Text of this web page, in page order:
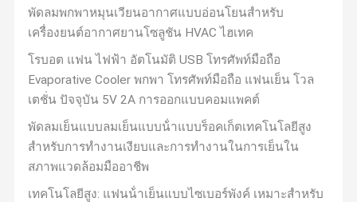
พัดลมพกพาหมุนเวียนอากาศแบบอ่อนโยนสำหรับ
เครื่องยนต์อากาศยานโซลูชัน HVAC ไฮเทค
โรบอต แฟน ไฟฟ้า อัตโนมัติ USB โทรศัพท์มือถือ
Evaporative Cooler พกพา โทรศัพท์มือถือ แฟนเย็น โวล
เตชั่น ปัจจุบัน 5V 2A การออกแบบคอมแพคต์
พัดลมเย็นแบบลมเย็นแบบน้ําแบบร็อคเก็ตเทคโนโลยีสูง
สําหรับการทํางานเงียบและการทํางานในการเย็นใน
สภาพแวดล้อมมืออาชีพ
เทคโนโลยีสูง: แฟนน้ําเย็นแบบไซเบอร์พังค์ เหมาะสําหรับ